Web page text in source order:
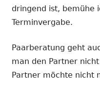
dringend ist, bemühe
Terminvergabe.
Paarberatung geht
man den Partner
Partner möchte nicht